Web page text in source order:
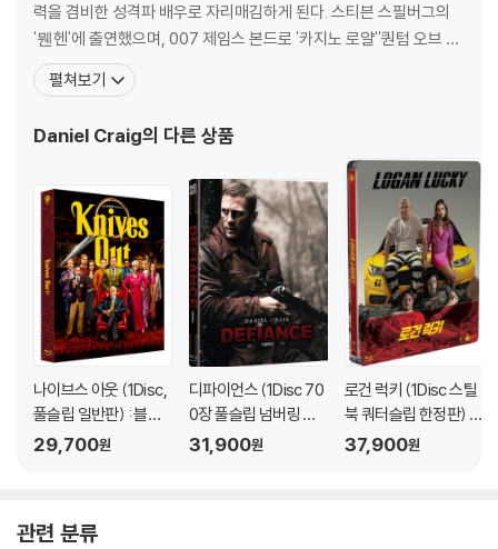
력을 겸비한 성격파 배우로 자리매김하게 된다. 스티븐 스필버그의
'뭰헨'에 출연했으며, 007 제임스 본드로 '카지노 로얄''퀀텀 오브 솔
러스'에 출연했다. [필모그래피]실비아(2003)|테드 휴즈 마더 (20
05)(2003)|대런 레이어 케이크(2004)|XXXX 뮌헨(2005)|스티
관이 살아
펼쳐보기
Daniel Craig의 다른 상품
나이브스 아웃 (1Disc,
풀슬립 일반판) : 블루
레이
29,700원
디파이언스 (1Disc 70
0장 풀슬립 넘버링 한
정판) : 블루레이
31,900원
로건 럭키 (1Disc 스틸
북 쿼터슬립 한정판) :
블루레이
37,900원
관련 분류